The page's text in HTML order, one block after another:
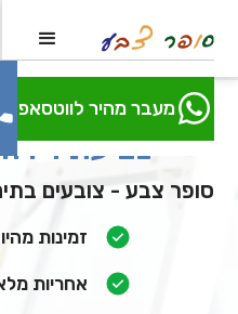
מעבר מהיר לווטסאפ
צביעת
סופר צבע - צובעים בתים
זמינות
אחריות